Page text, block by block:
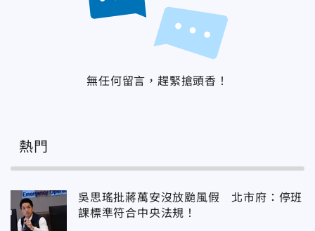
無任何留言，趕緊搶頭香！
熱門
吳思瑤批蔣萬安沒放颱風假 北市府：停班
課標準符合中央法規！